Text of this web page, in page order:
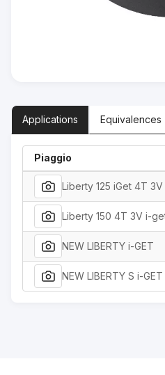
Applications Equivalences
Piaggio
Liberty 125 iGet 4T
Liberty 150 4T 3V i-
NEW LIBERTY i-GET
NEW LIBERTY S i-GET